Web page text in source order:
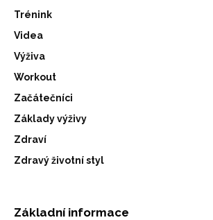
Trénink
Videa
Výživa
Workout
Začátečníci
Základy výživy
Zdraví
Zdravý životní styl
Základní informace